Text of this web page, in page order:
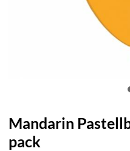
Mandarin
pack